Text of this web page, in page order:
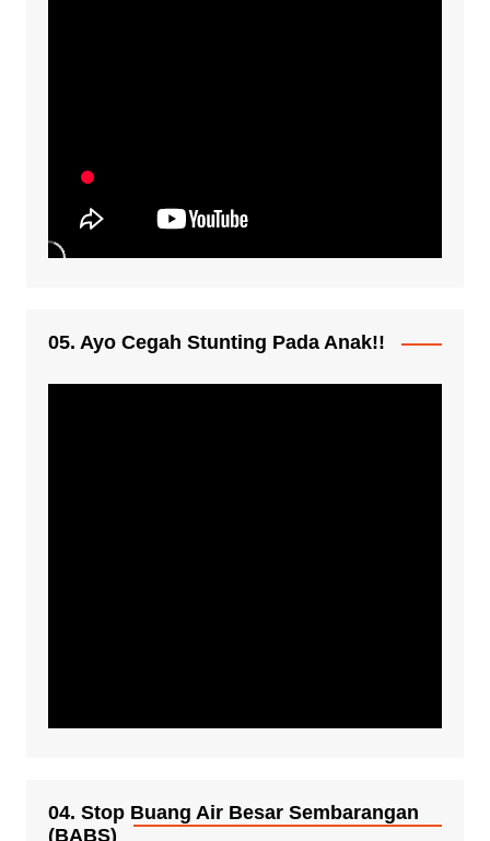
05. Ayo Cegah Stunting Pada Anak!!
04. Stop Buang Air Besar Sembarangan
(BABS)